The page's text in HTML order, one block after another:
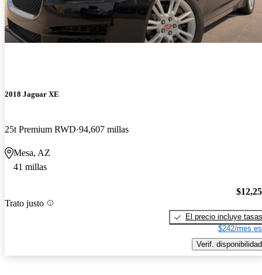
2018 Jaguar XE
25t Premium RWD 94,607 millas
Mesa, AZ
41 millas
Trato justo
El precio incluye tasas
$242/mes
Verif. disponibilidad